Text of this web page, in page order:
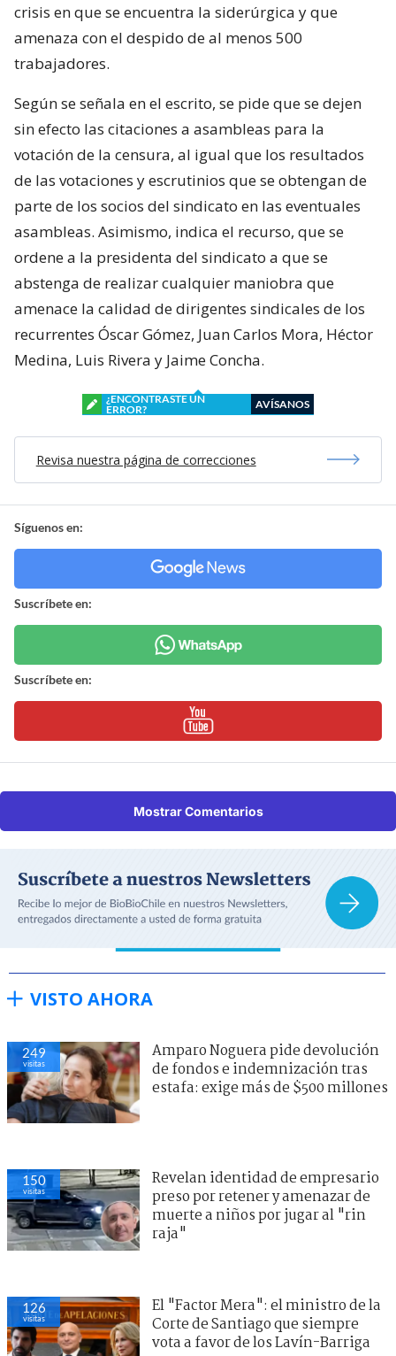
crisis en que se encuentra la siderúrgica y que
amenaza con el despido de al menos 500
trabajadores.
Según se señala en el escrito, se pide que se dejen
sin efecto las citaciones a asambleas para la
votación de la censura, al igual que los resultados
de las votaciones y escrutinios que se obtengan de
parte de los socios del sindicato en las eventuales
asambleas. Asimismo, indica el recurso, que se
ordene a la presidenta del sindicato a que se
abstenga de realizar cualquier maniobra que
amenace la calidad de dirigentes sindicales de los
recurrentes Óscar Gómez, Juan Carlos Mora, Héctor
Medina, Luis Rivera y Jaime Concha.
¿ENCONTRASTE UN
ERROR?
AVÍSANOS
Revisa nuestra página de correcciones
Síguenos en:
Suscríbete en:
Suscríbete en:
Mostrar Comentarios
VISTO AHORA
249
visitas
Amparo Noguera pide devolución
de fondos e indemnización tras
estafa: exige más de $500 millones
150
visitas
Revelan identidad de empresario
preso por retener y amenazar de
muerte a niños por jugar al "rin
raja"
126
visitas
El "Factor Mera": el ministro de la
Corte de Santiago que siempre
vota a favor de los Lavín-Barriga